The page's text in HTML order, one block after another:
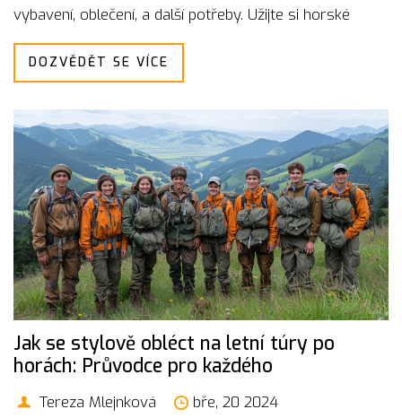
vybavení, oblečení, a další potřeby. Užijte si horské
dobrodružství naplno s našimi praktickými radami.
DOZVĚDĚT SE VÍCE
Jak se stylově obléct na letní túry po
horách: Průvodce pro každého
Tereza Mlejnková
bře, 20 2024